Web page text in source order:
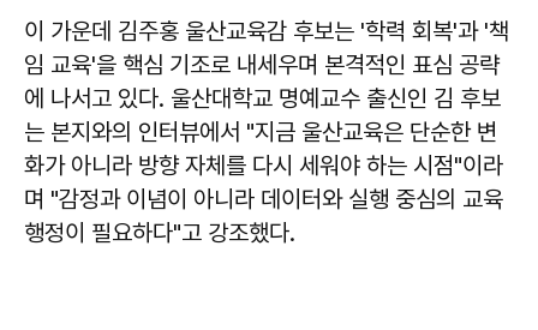
이 가운데 김주홍 울산교육감 후보는 '학력 회복'과 '책
임 교육'을 핵심 기조로 내세우며 본격적인 표심 공략
에 나서고 있다. 울산대학교 명예교수 출신인 김 후보
는 본지와의 인터뷰에서 "지금 울산교육은 단순한 변
화가 아니라 방향 자체를 다시 세워야 하는 시점"이라
며 "감정과 이념이 아니라 데이터와 실행 중심의 교육
행정이 필요하다"고 강조했다.